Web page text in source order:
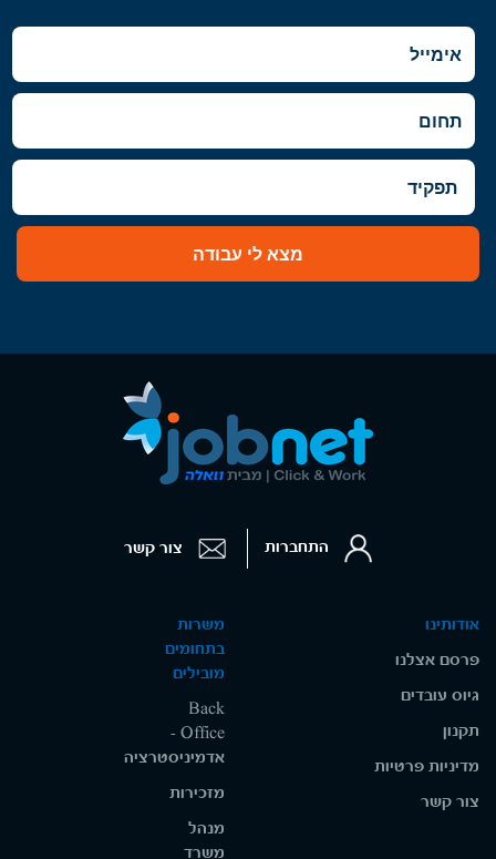
מצא לי עבודה
אודותינו
פרסם אצלנו
גיוס עובדים
תקנון
מדיניות פרטיות
צור קשר
משרות
בתחומים
מובילים
Back
Office -
אדמיניסטרציה
מזכירות
מנהל
משרד